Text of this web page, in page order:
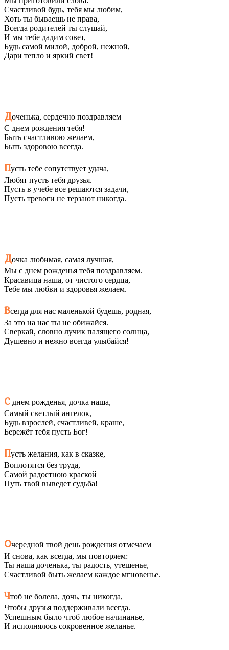
Счастливой будь, тебя мы любим,
Хоть ты бываешь не права,
Всегда родителей ты слушай,
И мы тебе дадим совет,
Будь самой милой, доброй, нежной,
Дари тепло и яркий свет!
Доченька, сердечно поздравляем
С днем рождения тебя!
Быть счастливою желаем,
Быть здоровою всегда.
Пусть тебе сопутствует удача,
Любят пусть тебя друзья.
Пусть в учебе все решаются задачи,
Пусть тревоги не терзают никогда.
Дочка любимая, самая лучшая,
Мы с днем рожденья тебя поздравляем.
Красавица наша, от чистого сердца,
Тебе мы любви и здоровья желаем.
Всегда для нас маленькой будешь, родная,
За это на нас ты не обижайся.
Сверкай, словно лучик палящего солнца,
Душевно и нежно всегда улыбайся!
С днем рожденья, дочка наша,
Самый светлый ангелок,
Будь взрослей, счастливей, краше,
Бережёт тебя пусть Бог!
Пусть желания, как в сказке,
Воплотятся без труда,
Самой радостною краской
Путь твой выведет судьба!
Очередной твой день рождения отмечаем
И снова, как всегда, мы повторяем:
Ты наша доченька, ты радость, утешенье,
Счастливой быть желаем каждое мгновенье.
Чтоб не болела, дочь, ты никогда,
Чтобы друзья поддерживали всегда.
Успешным было чтоб любое начинанье,
И исполнялось сокровенное желанье.